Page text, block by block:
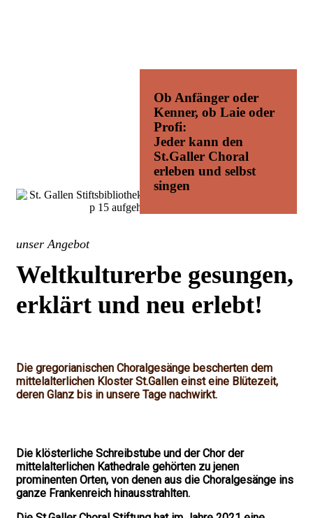
Ob Anfänger oder
Kenner, ob Laie oder
Profi:
Jeder kann den
St.Galler Choral
erleben und selbst
singen
unser Angebot
Weltkulturerbe gesungen,
erklärt und neu erlebt!
Die gregorianischen Choralgesänge bescherten dem
mittelalterlichen Kloster St.Gallen einst eine Blütezeit,
deren Glanz bis in unsere Tage nachwirkt.
Die klösterliche Schreibstube und der Chor der
mittelalterlichen Kathedrale gehörten zu jenen
prominenten Orten, von denen aus die Choralgesänge ins
ganze Frankenreich hinausstrahlten.